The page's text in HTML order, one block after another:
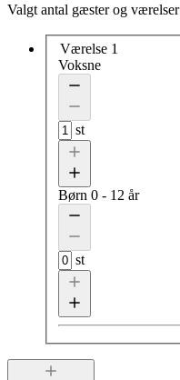
Valgt antal gæster og værelser
Værelse 1
Voksne
st
Børn 0 - 12 år
st